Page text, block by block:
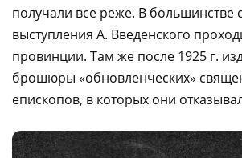
получали все реже. В большинстве
выступления А. Введенского
провинции. Там же после 1925 г.
брошюры «обнов­ленческих»
епископов, в которых они